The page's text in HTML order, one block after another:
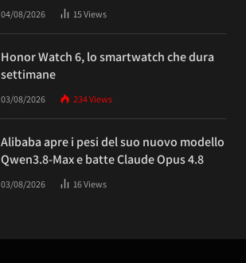
04/08/2026 15Views
Honor Watch 6, lo smartwatch che dura
settimane
03/08/2026 234Views
Alibaba apre i pesi del suo nuovo modello
Qwen3.8-Max e batte Claude Opus 4.8
03/08/2026 16Views